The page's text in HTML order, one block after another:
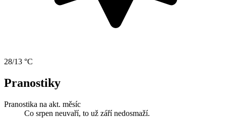
28/13 °C
Pranostiky
Pranostika na akt. měsíc
Co srpen neuvaří, to už září nedosmaží.